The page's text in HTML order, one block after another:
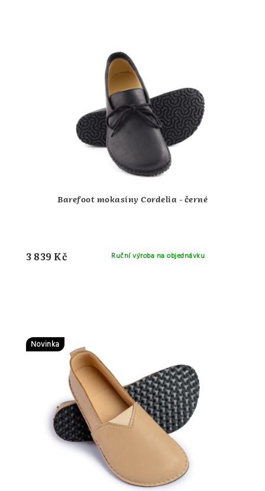
Barefoot mokasíny Cordelia - černé
Ruční výroba na objednávku
3 839 Kč
Novinka